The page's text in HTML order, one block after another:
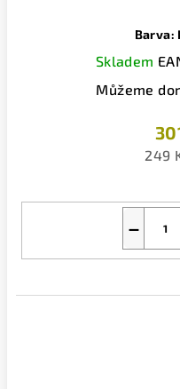
Barva:
Skladem
Můžeme
249
−